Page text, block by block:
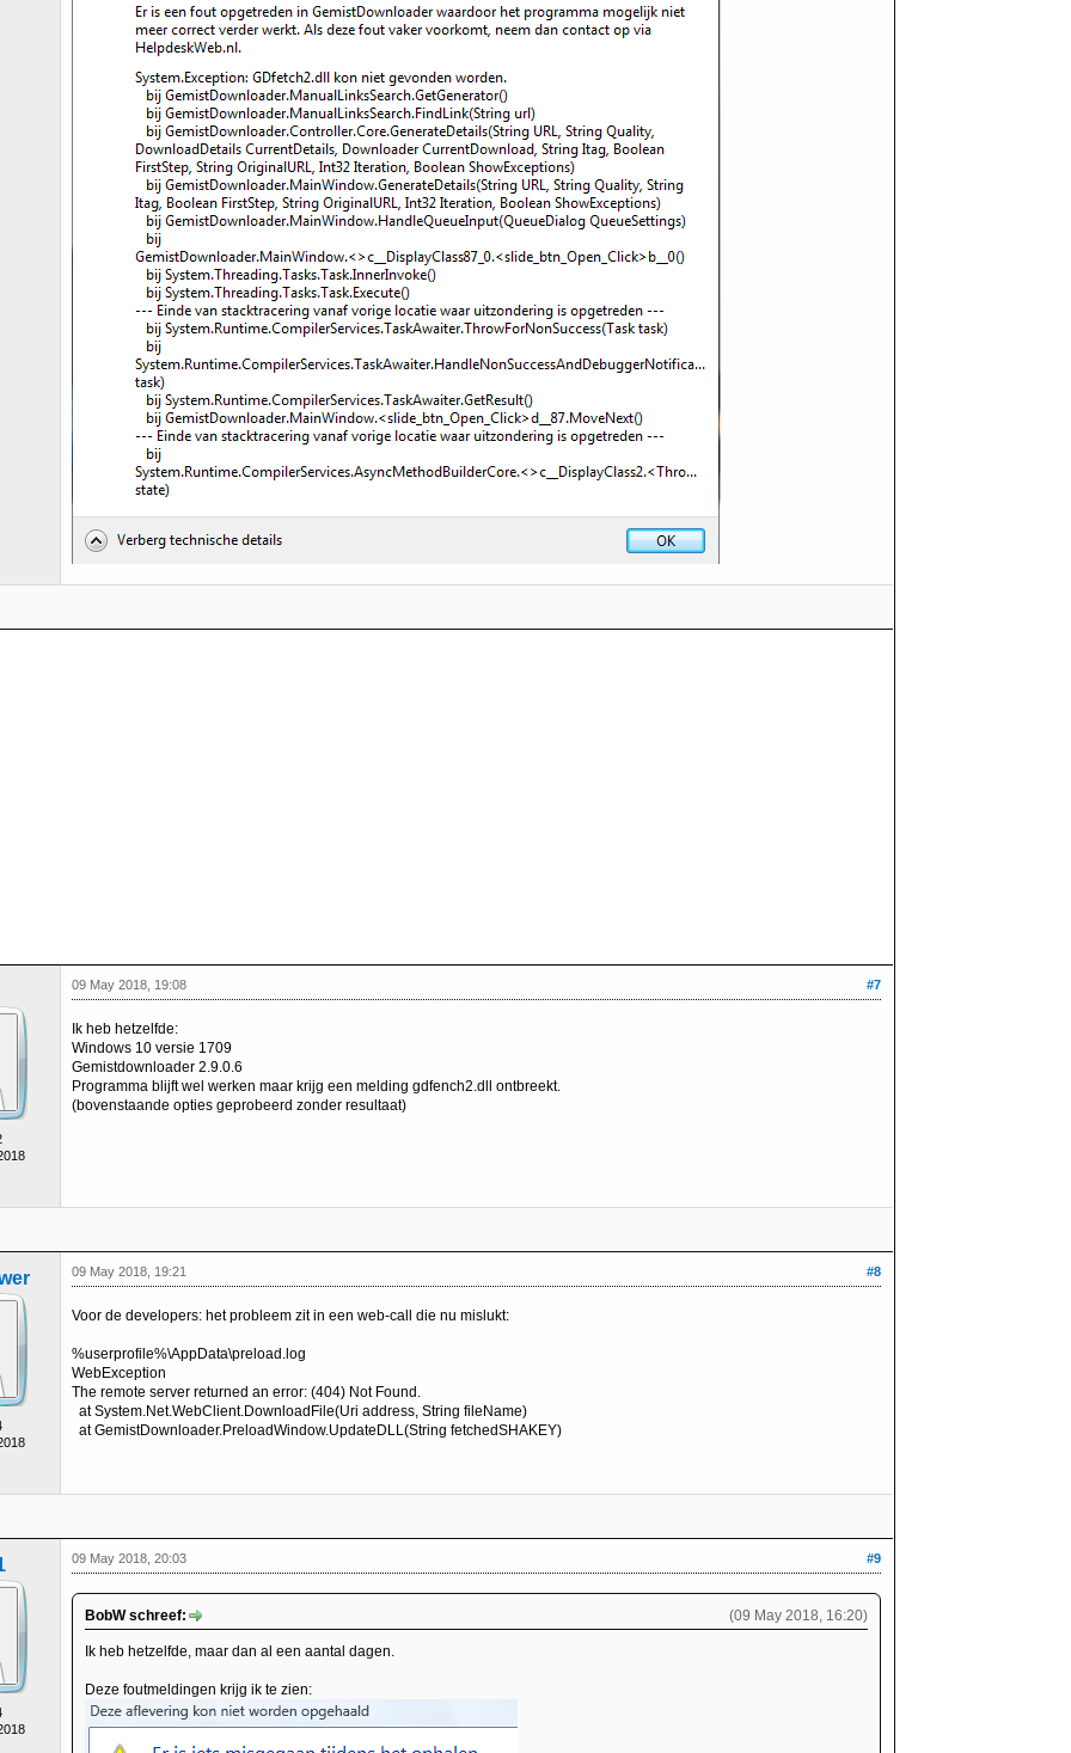
#7
09 May 2018, 19:08
Ik heb hetzelfde:
Windows 10 versie 1709
Gemistdownloader 2.9.0.6
Programma blijft wel werken maar krijg een melding gdfench2.dll ontbreekt.
(bovenstaande opties geprobeerd zonder resultaat)
#8
09 May 2018, 19:21
Voor de developers: het probleem zit in een web-call die nu mislukt:
%userprofile%\AppData\preload.log
WebException
The remote server returned an error: (404) Not Found.
at System.Net.WebClient.DownloadFile(Uri address, String fileName)
at GemistDownloader.PreloadWindow.UpdateDLL(String fetchedSHAKEY)
#9
09 May 2018, 20:03
(09 May 2018, 16:20)
BobW schreef:
Ik heb hetzelfde, maar dan al een aantal dagen.
Deze foutmeldingen krijg ik te zien: